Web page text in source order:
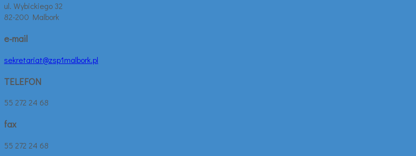
ul. Wybickiego 32
82-200 Malbork
e-mail
sekretariat@zsp1malbork.pl
TELEFON
55 272 24 68
fax
55 272 24 68